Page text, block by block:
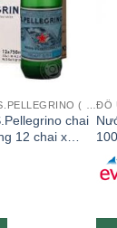
NƯỚC KHOÁNG S.PELLEGRINO ( Ý )
chai
12 chai x
ĐỒ